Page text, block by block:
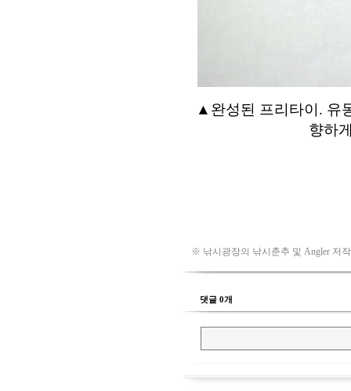
※ 낚시광장의 낚시춘추 및 Angler 저
댓글 0개